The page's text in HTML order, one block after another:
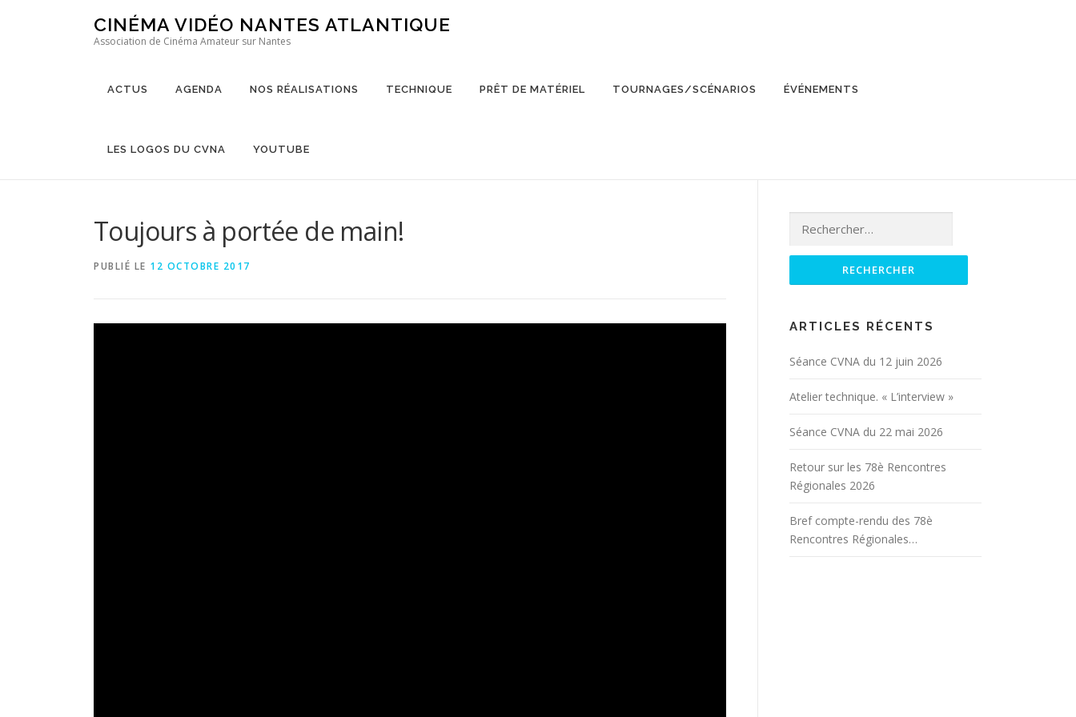
CINÉMA VIDÉO NANTES ATLANTIQUE
Association de Cinéma Amateur sur Nantes
ACTUS AGENDA NOS RÉALISATIONS TECHNIQUE PRÊT DE MATÉRIEL TOURNAGES/SCÉNARIOS ÉVÉNEMENTS
LES LOGOS DU CVNA YOUTUBE
Toujours à portée de main!
PUBLIÉ LE 12 OCTOBRE 2017
Rechercher :
ARTICLES RÉCENTS
Séance CVNA du 12 juin 2026
Atelier technique. « L’interview »
Séance CVNA du 22 mai 2026
Retour sur les 78è Rencontres
Régionales 2026
Bref compte-rendu des 78è
Rencontres Régionales…